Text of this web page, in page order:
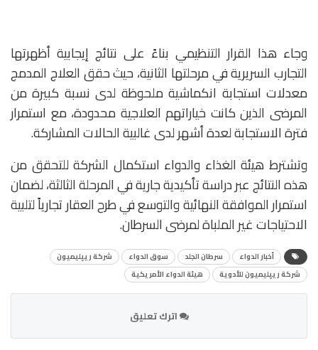
وجاء هذا القرار التنظيمي بناءً على نتائج إيجابية أظهرتها
التجارب السريرية في مرحلتها الثانية، حيث حقق العلاج المدمج
معدلات استجابة انكماشية ملحوظة لدى نسبة كبيرة من
المرضى الذين كانت خياراتهم العلاجية محدودة، مع استمرار
فترة الاستجابة لعدة أشهر لدى غالبية الحالات المشاركة.
وتشترط هيئة الغذاء والدواء استكمال الشركة للتحقق من
هذه النتائج عبر دراسة تأكيدية جارية في المرحلة الثالثة، لضمان
استمرار الموافقة النهائية والتوسع في طرح العقار تجارياً لتلبية
الاحتياجات غير الملباة لمرضى السرطان.
أخبار الدواء سرطان الجلد سوق الدواء
شركة ريپليميون
شركة ريپليميون للأدوية
هيئة الدواء الأمريكية
اترك تعليق